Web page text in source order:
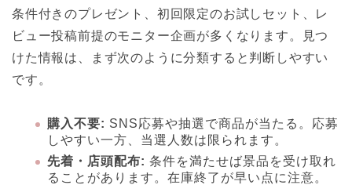
条件付きのプレゼント、初回限定のお試しセット、レ
ビュー投稿前提のモニター企画が多くなります。見つ
けた情報は、まず次のように分類すると判断しやすい
です。
購入不要: SNS応募や抽選で商品が当たる。応募
しやすい一方、当選人数は限られます。
先着・店頭配布: 条件を満たせば景品を受け取れ
ることがあります。在庫終了が早い点に注意。